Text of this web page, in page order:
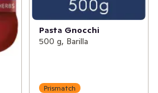
Pasta Gnocchi
500 g, Barilla
Prismatch